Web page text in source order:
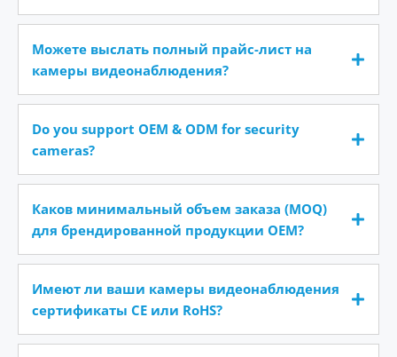
Можете выслать полный прайс-лист на
камеры видеонаблюдения?
Do you support OEM & ODM for security
cameras?
Каков минимальный объем заказа (MOQ)
для брендированной продукции OEM?
Имеют ли ваши камеры видеонаблюдения
сертификаты CE или RoHS?